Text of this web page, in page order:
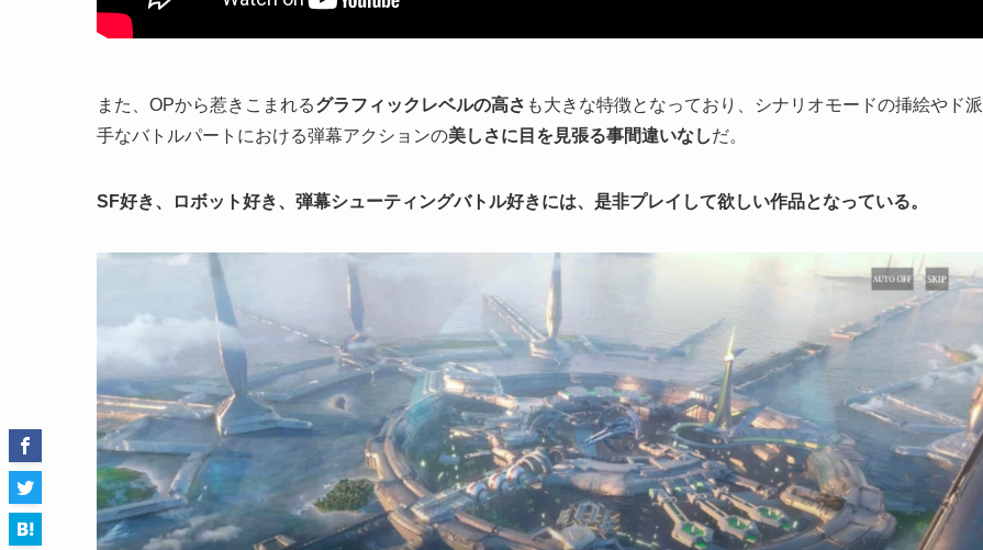
また、OPから惹きこまれるグラフィックレベルの高さ も大きな特徴となっており、シナリオモードの挿絵やド派
手なバトルパートにおける弾幕アクションの美しさに目を見張る事間違いなしだ。
SF好き、ロボット好き、弾幕シューティングバトル好きには、是非プレイして欲しい作品となっている。